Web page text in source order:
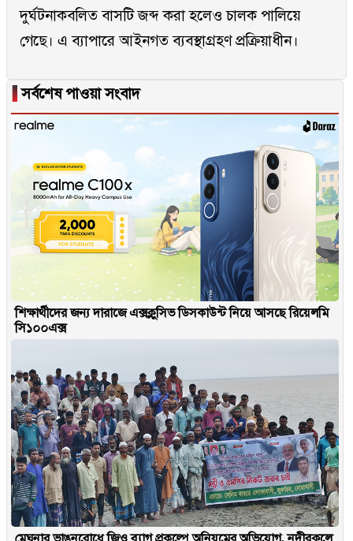
দুর্ঘটনাকবলিত বাসটি জব্দ করা হলেও চালক পালিয়ে
গেছে। এ ব্যাপারে আইনগত ব্যবস্থাগ্রহণ প্রক্রিয়াধীন।
▐সর্বশেষ পাওয়া সংবাদ
শিক্ষার্থীদের জন্য দারাজে এক্সক্লুসিভ ডিসকাউন্ট নিয়ে আসছে রিয়েলমি
সি১০০এক্স
মেঘনার ভাঙনরোধে জিও ব্যাগ প্রকল্পে অনিয়মের অভিযোগ, নদীরকূলে